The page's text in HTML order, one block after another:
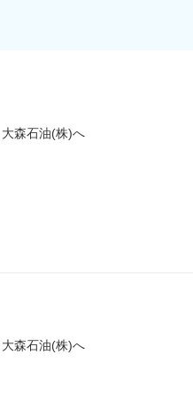
森石油(株)へ
森石油(株)へ